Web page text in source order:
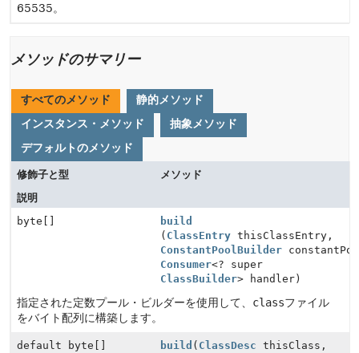
65535。
メソッドのサマリー
すべてのメソッド
静的メソッド
インスタンス・メソッド
抽象メソッド
デフォルトのメソッド
修飾子と型
メソッド
説明
byte[]
build
( ClassEntry thisClassEntry,
ConstantPoolBuilder
Consumer<? super
ClassBuilder> handler)
指定された定数プール・ビルダーを使用して、 classファイル
をバイト配列に構築します。
default byte[] build ( ClassDesc thisClass,